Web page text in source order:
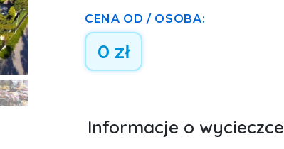
CENA OD / OSOBA:
0 zł
Informacje o wycieczce